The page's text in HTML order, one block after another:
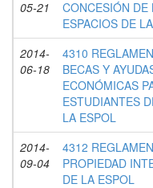
05-21
CONCESIÓN DE
ESPACIOS DE
2014-
06-18
4310
BECAS Y
ECONÓMICAS
ESTUDIANTES
LA ESPOL
2014-
09-04
4312
PROPIEDAD
DE LA ESPOL